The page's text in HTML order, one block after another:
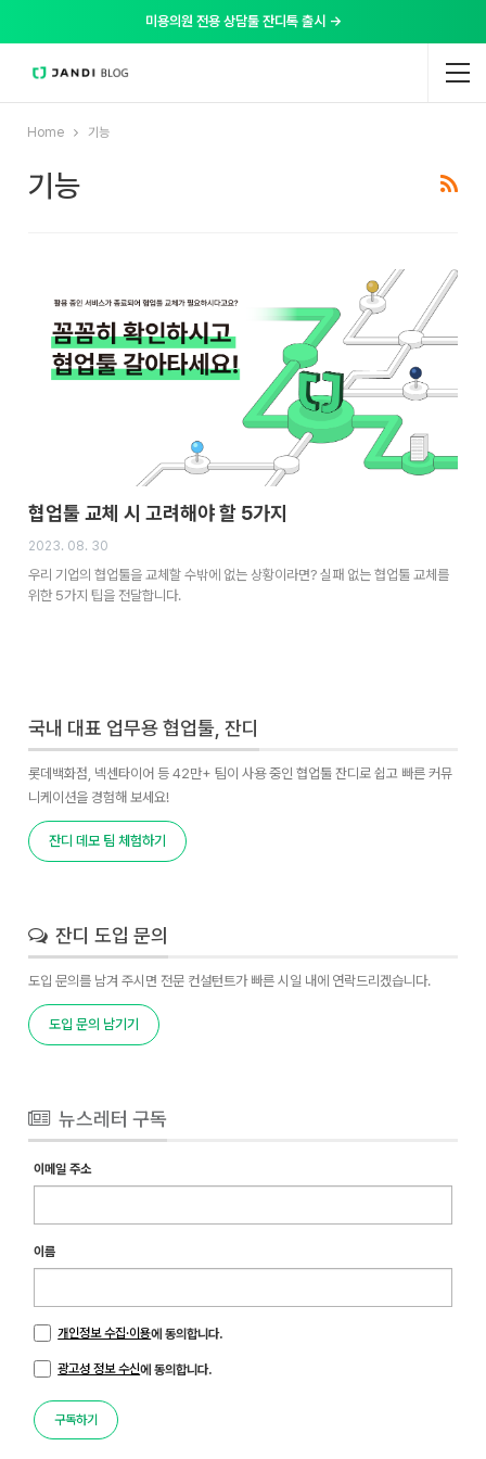
미용의원 전용 상담툴 잔디톡 출시 →
Home 기능
기능
협업툴 교체 시 고려해야 할 5가지
2023. 08. 30
우리 기업의 협업툴을 교체할 수밖에 없는 상황이라면? 실패 없는 협업툴 교체를
위한 5가지 팁을 전달합니다.
국내 대표 업무용 협업툴, 잔디
롯데백화점, 넥센타이어 등 42만+ 팀이 사용 중인 협업툴 잔디로 쉽고 빠른 커뮤
니케이션을 경험해 보세요!
잔디 데모 팀 체험하기
잔디 도입 문의
도입 문의를 남겨 주시면 전문 컨설턴트가 빠른 시일 내에 연락드리겠습니다.
도입 문의 남기기
뉴스레터 구독
이메일 주소
이름
개인정보 수집·이용에 동의합니다.
광고성 정보 수신에 동의합니다.
구독하기